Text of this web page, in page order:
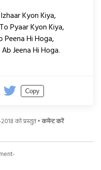
Kyon Kiya,
Pyaar Kyon Kiya,
Peena Hi Hoga,
Jeena Hi Hoga.
Copy
को प्रस्तुत •कमेन्ट करें